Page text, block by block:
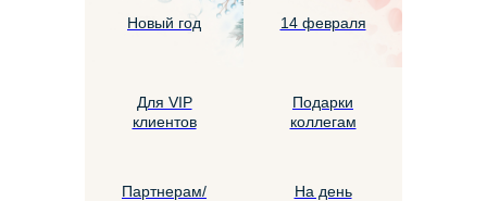
Новый год 14 февраля
Для VIP
клиентов
Подарки
коллегам
Партнерам/
На день